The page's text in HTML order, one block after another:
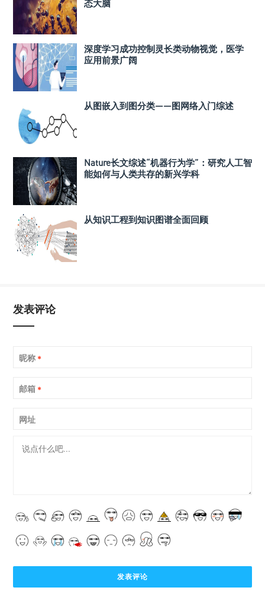
态大脑
深度学习成功控制灵长类动物视觉，医学
应用前景广阔
从图嵌入到图分类——图网络入门综述
Nature长文综述“机器行为学”：研究人工智
能如何与人类共存的新兴学科
从知识工程到知识图谱全面回顾
发表评论
昵称 *
邮箱 *
网址